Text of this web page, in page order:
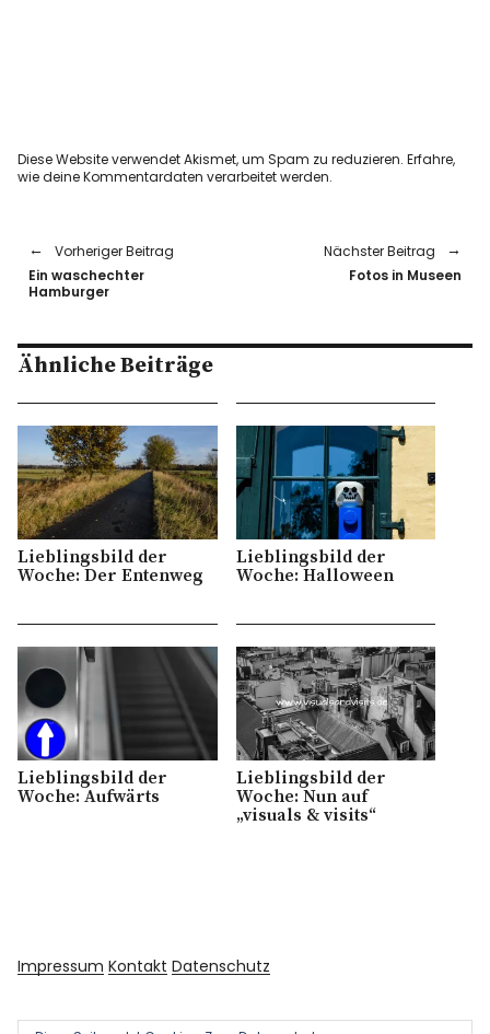
Diese Website verwendet Akismet, um Spam zu reduzieren.Erfahre,
wie deine Kommentardaten verarbeitet werden.
Vorheriger Beitrag
Ein waschechter
Hamburger
Nächster Beitrag
Fotos in Museen
Ähnliche Beiträge
Lieblingsbild der
Woche: Der Entenweg
Lieblingsbild der
Woche: Halloween
Lieblingsbild der
Woche: Aufwärts
Lieblingsbild der
Woche: Nun auf
„visuals & visits“
Impressum Kontakt Datenschutz